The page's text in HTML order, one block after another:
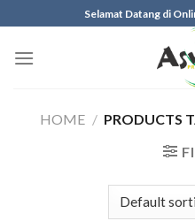
to
content
Selamat Datang di
HOME / PRODUCTS